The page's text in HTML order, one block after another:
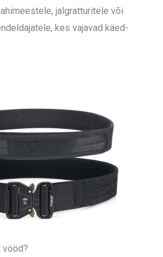
jalgratturitele või
kes vajavad käed-
vööd?